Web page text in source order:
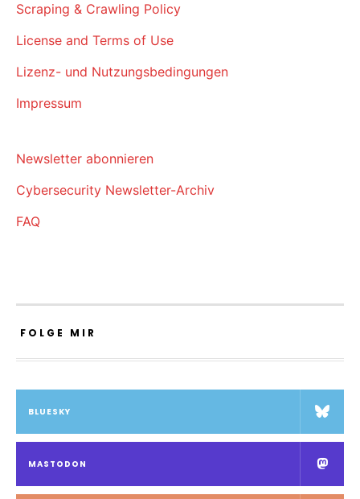
Scraping & Crawling Policy
License and Terms of Use
Lizenz- und Nutzungsbedingungen
Impressum
Newsletter abonnieren
Cybersecurity Newsletter-Archiv
FAQ
FOLGE MIR
BLUESKY
MASTODON